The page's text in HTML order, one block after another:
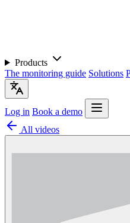
Products
The monitoring guide Solutions
Log in Book a demo
All videos